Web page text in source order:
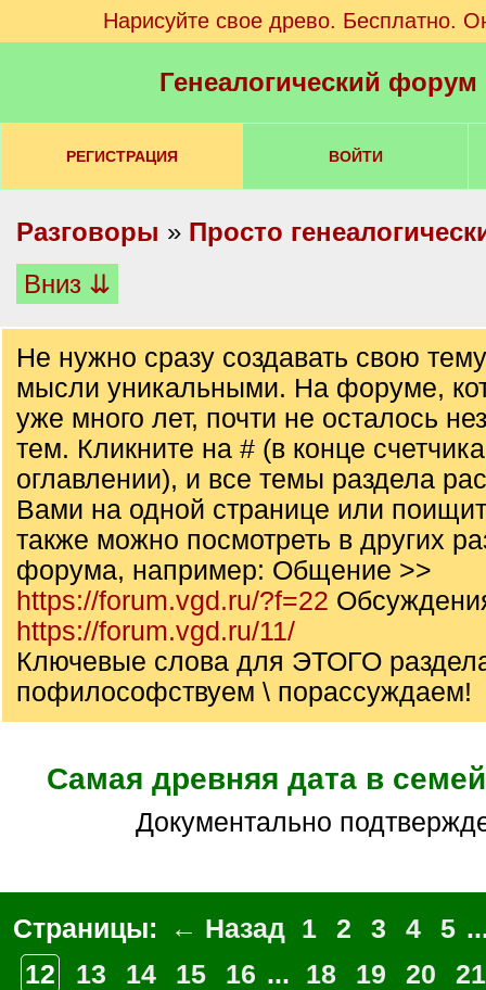
Нарисуйте свое древо. Бесплатно.
Генеалогический
РЕГИСТРАЦИЯ ВОЙТИ
Разговоры » Просто
Вниз ⇊
Не нужно сразу создавать свою
мысли уникальными. На форуме,
уже много лет, почти не осталось
тем. Кликните на # (в конце
оглавлении), и все темы раздела
Вами на одной странице или
также можно посмотреть в других
форума, например: Общение >>
https://forum.vgd.ru/?f=22
https://forum.vgd.ru/11/
Ключевые слова для ЭТОГО
пофилософствуем \ порассуждаем!
Самая древняя дата в
документально
Страницы: ← Назад 1 2 3 4 5
12
13 14 15 16 ... 18 19 20
21